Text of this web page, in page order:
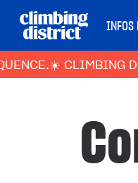
INFOS
CLIMBING DISTRICT